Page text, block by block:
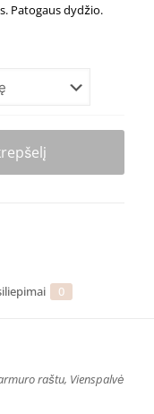
Patogaus dydžio.
0
raštu, Vienspalvė